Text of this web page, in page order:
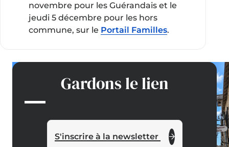
novembre pour les Guérandais et le
jeudi 5 décembre pour les hors
commune, sur le Portail Familles.
Gardons le lien
S'inscrire à la newsletter